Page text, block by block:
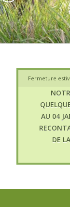
Fermeture
AU 04
DE